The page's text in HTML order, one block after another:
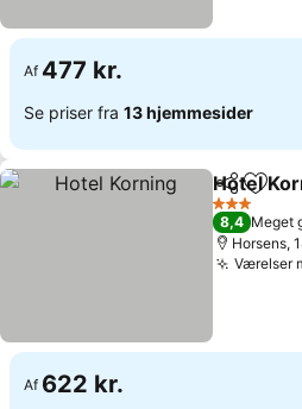
Af 477 kr.
Se priser fra 13 hjemmesider
Del Føj
Hotel
3 Stjerner
8,4 Meget
Horsens,
Værelser
Af 622 kr.